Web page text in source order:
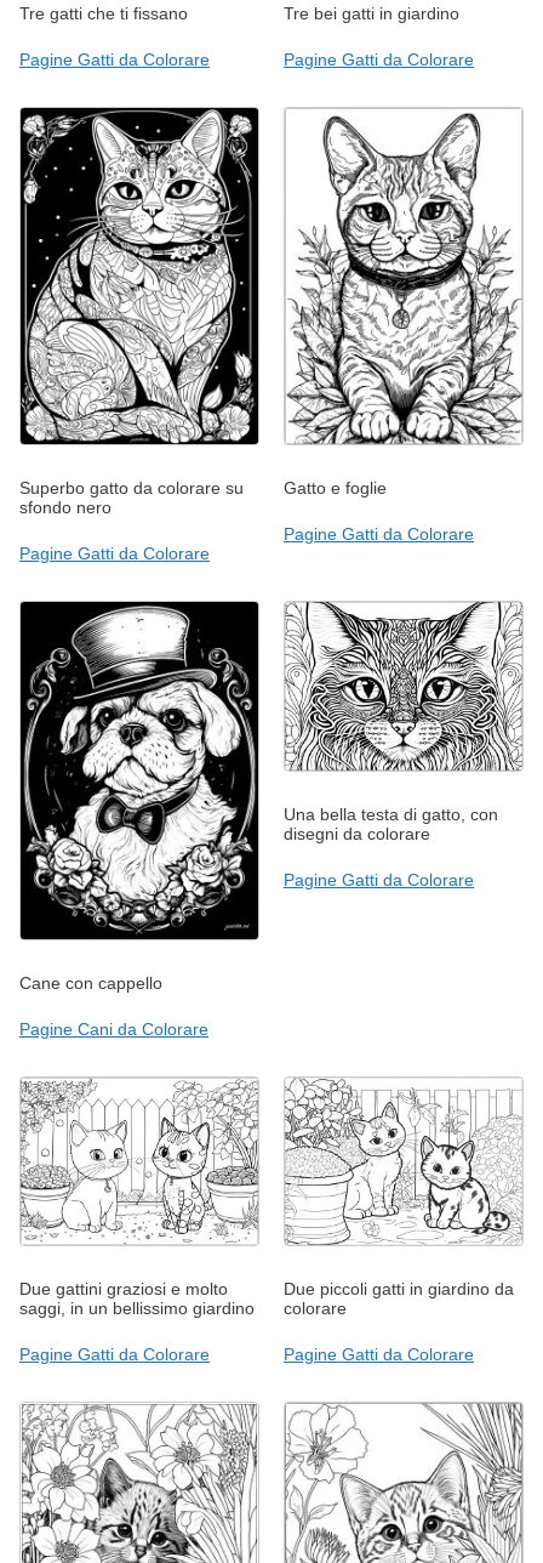
Tre gatti che ti fissano
Pagine Gatti da Colorare
Tre bei gatti in giardino
Pagine Gatti da Colorare
Superbo gatto da colorare su
sfondo nero
Pagine Gatti da Colorare
Gatto e foglie
Pagine Gatti da Colorare
Cane con cappello
Pagine Cani da Colorare
Una bella testa di gatto, con
disegni da colorare
Pagine Gatti da Colorare
Due gattini graziosi e molto
saggi, in un bellissimo giardino
Pagine Gatti da Colorare
Due piccoli gatti in giardino da
colorare
Pagine Gatti da Colorare